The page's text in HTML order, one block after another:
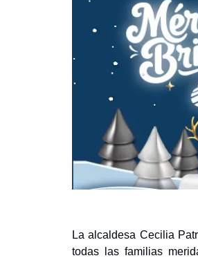
La alcaldesa Cecilia
todas las familias